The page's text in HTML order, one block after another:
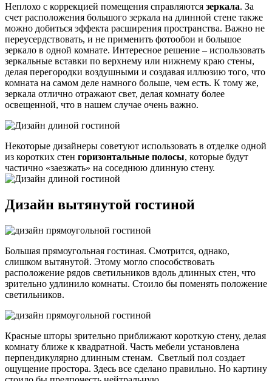
Неплохо с коррекцией помещения справляются зеркала. За
счет расположения большого зеркала на длинной стене также
можно добиться эффекта расширения пространства. Важно не
переусердствовать, и не применить фотообои и большое
зеркало в одной комнате. Интересное решение – использовать
зеркальные вставки по верхнему или нижнему краю стены,
делая перегородки воздушными и создавая иллюзию того, что
комната на самом деле намного больше, чем есть. К тому же,
зеркала отлично отражают свет, делая комнату более
освещенной, что в нашем случае очень важно.
Некоторые дизайнеры советуют использовать в отделке одной
из коротких стен горизонтальные полосы, которые будут
частично «заезжать» на соседнюю длинную стену.
Дизайн вытянутой гостиной
Большая прямоугольная гостиная. Смотрится, однако,
слишком вытянутой. Этому могло способствовать
расположение рядов светильников вдоль длинных стен, что
зрительно удлинило комнаты. Стоило бы поменять положение
светильников.
Красные шторы зрительно приближают короткую стену, делая
комнату ближе к квадратной. Часть мебели установлена
перпендикулярно длинным стенам. Светлый пол создает
ощущение простора. Здесь все сделано правильно. Но картину